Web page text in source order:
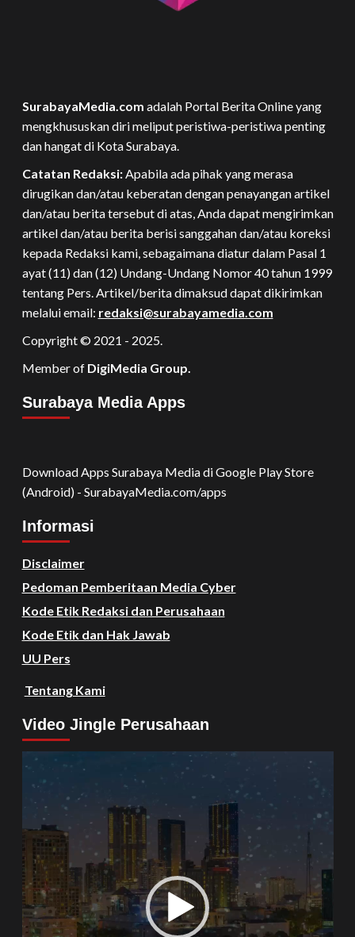
SurabayaMedia.com adalah Portal Berita Online yang
mengkhususkan diri meliput peristiwa-peristiwa penting
dan hangat di Kota Surabaya.
Catatan Redaksi:Apabila ada pihak yang merasa
dirugikan dan/atau keberatan dengan penayangan artikel
dan/atau berita tersebut di atas, Anda dapat mengirimkan
artikel dan/atau berita berisi sanggahan dan/atau koreksi
kepada Redaksi kami, sebagaimana diatur dalam Pasal 1
ayat (11) dan (12) Undang-Undang Nomor 40 tahun 1999
tentang Pers. Artikel/berita dimaksud dapat dikirimkan
melalui email: redaksi@surabayamedia.com
Copyright © 2021 - 2025.
Member of DigiMedia Group.
Surabaya Media Apps
Download Apps Surabaya Media di Google Play Store
(Android) - SurabayaMedia.com/apps
Informasi
Disclaimer
Pedoman Pemberitaan Media Cyber
Kode Etik Redaksi dan Perusahaan
Kode Etik dan Hak Jawab
UU Pers
Tentang Kami
Video Jingle Perusahaan
Video
Player